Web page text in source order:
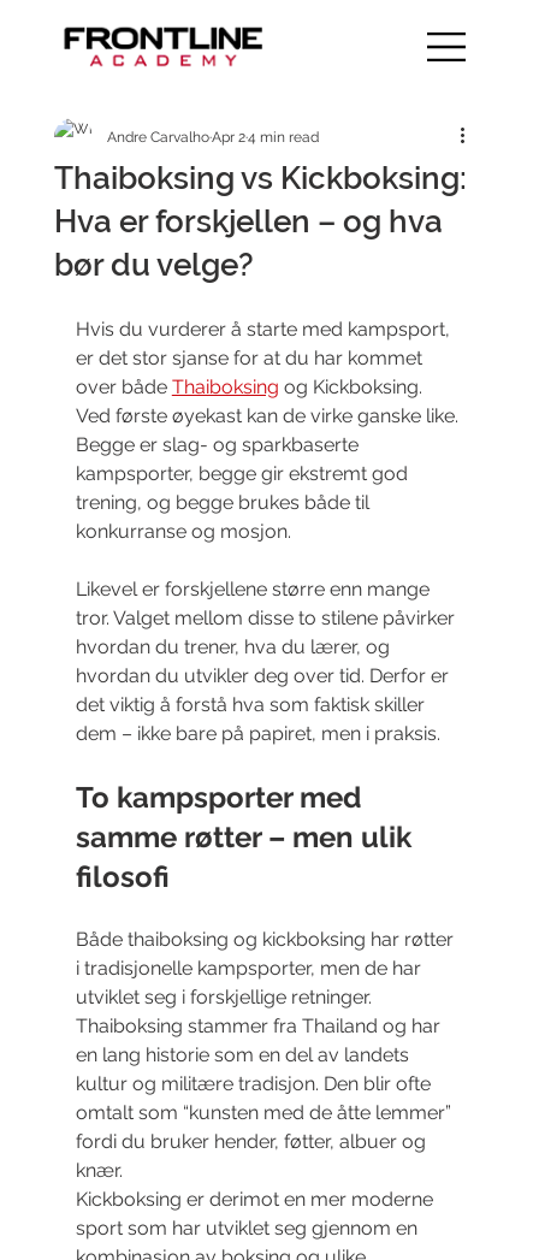
Thaiboksing vs Kickboksing:
Hva er forskjellen – og hva
bør du velge?
Andre CarvalhoApr 24 min read
Hvis du vurderer å starte med kampsport,
er det stor sjanse for at du har kommet
over både Thaiboksing og Kickboksing.
Ved første øyekast kan de virke ganske like.
Begge er slag- og sparkbaserte
kampsporter, begge gir ekstremt god
trening, og begge brukes både til
konkurranse og mosjon.
Likevel er forskjellene større enn mange
tror. Valget mellom disse to stilene påvirker
hvordan du trener, hva du lærer, og
hvordan du utvikler deg over tid. Derfor er
det viktig å forstå hva som faktisk skiller
dem – ikke bare på papiret, men i praksis.
To kampsporter med
samme røtter – men ulik
filosofi
Både thaiboksing og kickboksing har røtter
i tradisjonelle kampsporter, men de har
utviklet seg i forskjellige retninger.
Thaiboksing stammer fra Thailand og har
en lang historie som en del av landets
kultur og militære tradisjon. Den blir ofte
omtalt som “kunsten med de åtte lemmer”
fordi du bruker hender, føtter, albuer og
knær.
Kickboksing er derimot en mer moderne
sport som har utviklet seg gjennom en